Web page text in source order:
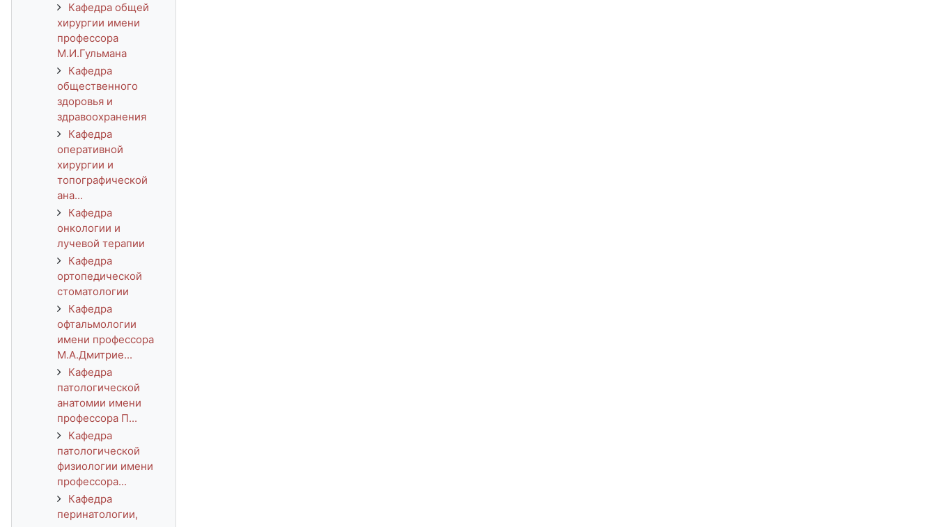
Кафедра общей
хирургии имени
профессора
М.И.Гульмана
Кафедра
общественного
здоровья и
здравоохранения
Кафедра
оперативной
хирургии и
топографической
ана...
Кафедра
онкологии и
лучевой терапии
Кафедра
ортопедической
стоматологии
Кафедра
офтальмологии
имени профессора
М.А.Дмитрие...
Кафедра
патологической
анатомии имени
профессора П...
Кафедра
патологической
физиологии имени
профессора...
Кафедра
перинатологии,